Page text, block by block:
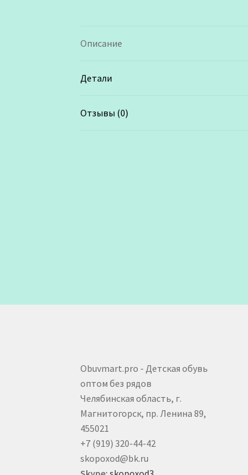
Описание
Детали
Отзывы (0)
Obuvmart.pro - Детская обувь
оптом без рядов
Челябинская область, г.
Магнитогорск, пр. Ленина 89,
455021
+7 (919) 320-44-42
skopoxod@bk.ru